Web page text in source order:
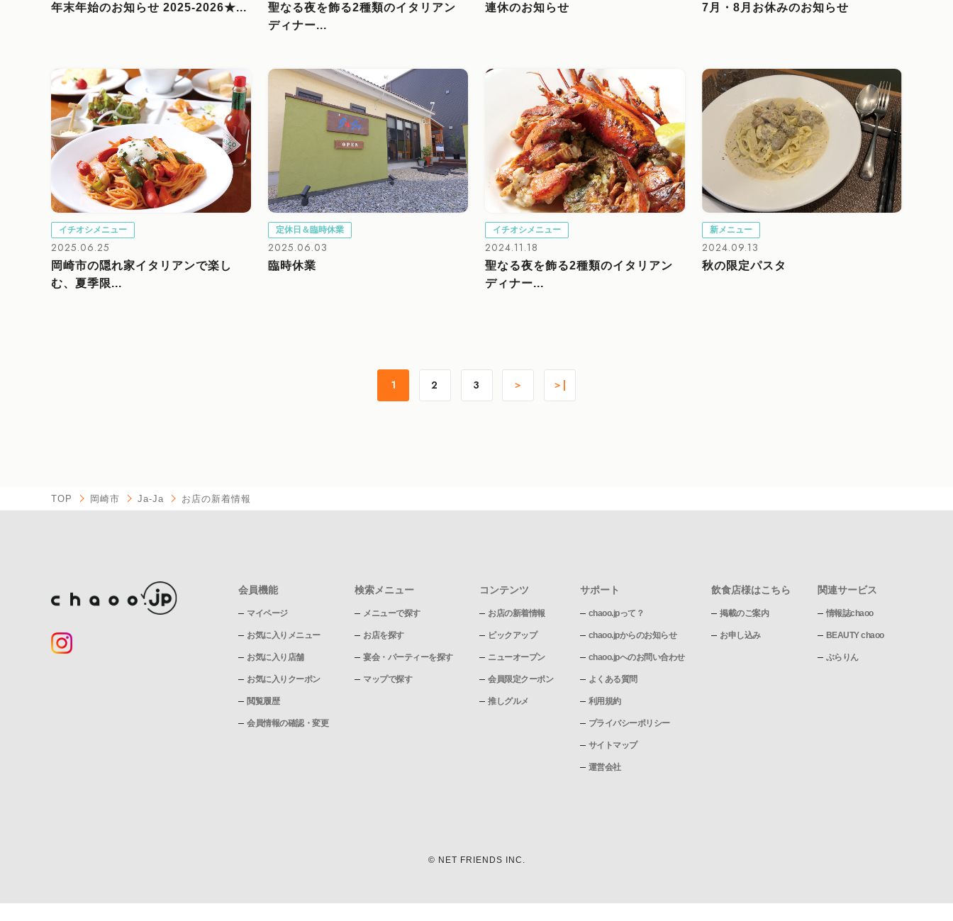
年末年始のお知らせ 2025-2026★...
聖なる夜を飾る2種類のイタリアン
ディナー...
連休のお知らせ 7月・8月お休みのお知らせ
イチオシメニュー
2025.06.25
岡崎市の隠れ家イタリアンで楽し
む、夏季限...
定休日＆臨時休業
2025.06.03
臨時休業
イチオシメニュー
2024.11.18
聖なる夜を飾る2種類のイタリアン
ディナー...
新メニュー
2024.09.13
秋の限定パスタ
1 2 3 ＞ ＞|
TOP 岡崎市 Ja-Ja お店の新着情報
会員機能
マイページ
お気に入りメニュー
お気に入り店舗
お気に入りクーポン
閲覧履歴
会員情報の確認・変更
検索メニュー
メニューで探す
お店を探す
宴会・パーティーを探す
マップで探す
コンテンツ
お店の新着情報
ピックアップ
ニューオープン
会員限定クーポン
推しグルメ
サポート
chaoo.jpって？
chaoo.jpからのお知らせ
chaoo.jpへのお問い合わせ
よくある質問
利用規約
プライバシーポリシー
サイトマップ
運営会社
飲食店様はこちら
掲載のご案内
お申し込み
関連サービス
情報誌chaoo
BEAUTY chaoo
ぶらりん
© NET FRIENDS INC.